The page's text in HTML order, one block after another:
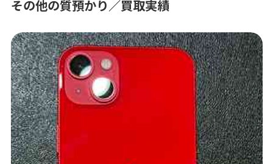
その他の質預かり／買取実績